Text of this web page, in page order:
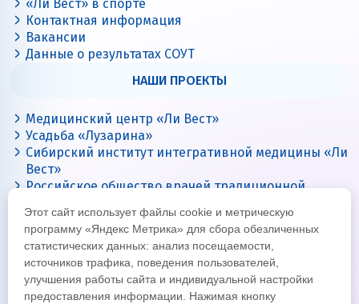
«Ли Вест» в спорте
Контактная информация
Вакансии
Данные о результатах СОУТ
НАШИ ПРОЕКТЫ
Медицинский центр «Ли Вест»
Усадьба «Лузарина»
Сибирский институт интегративной медицины «Ли
Вест»
Российское общество врачей традиционной
Цигун с Ли Вест
Этот сайт использует файлы cookie и метрическую
программу «Яндекс Метрика» для сбора обезличенных
статистических данных: анализ посещаемости,
источников трафика, поведения пользователей,
улучшения работы сайта и индивидуальной настройки
предоставления информации. Нажимая кнопку